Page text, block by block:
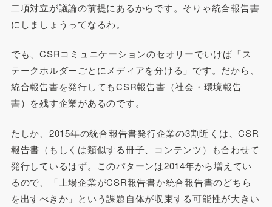
二項対立が議論の前提にあるからです。そりゃ統合報告書
にしましょうってなるわ。
でも、CSRコミュニケーションのセオリーでいけば「ス
テークホルダーごとにメディアを分ける」です。だから、
統合報告書を発行してもCSR報告書（社会・環境報告
書）を残す企業があるのです。
たしか、2015年の統合報告書発行企業の3割近くは、CSR
報告書（もしくは類似する冊子、コンテンツ）も合わせて
発行しているはず。このパターンは2014年から増えてい
るので、「上場企業がCSR報告書か統合報告書のどちら
を出すべきか」という課題自体が収束する可能性が大きい